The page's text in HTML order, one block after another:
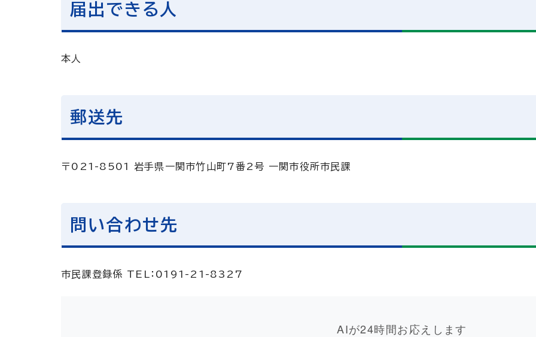
届出できる人
本人
郵送先
〒021-8501 岩手県一関市竹山町7番2号 一関市役所市民課
問い合わせ先
市民課登録係 TEL：0191-21-8327
AIが24時間お応えします